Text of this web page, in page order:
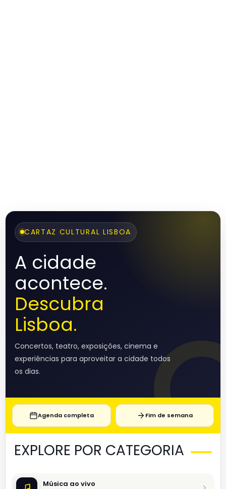
CARTAZ CULTURAL LISBOA
A cidade
acontece.
Descubra
Lisboa.
Concertos, teatro, exposições, cinema e
experiências para aproveitar a cidade todos
os dias.
Agenda completa Fim de semana
EXPLORE POR CATEGORIA
Música ao vivo